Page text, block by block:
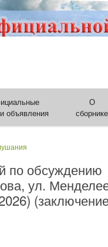
объявления
О
сборнике
по обсуждению
ул.